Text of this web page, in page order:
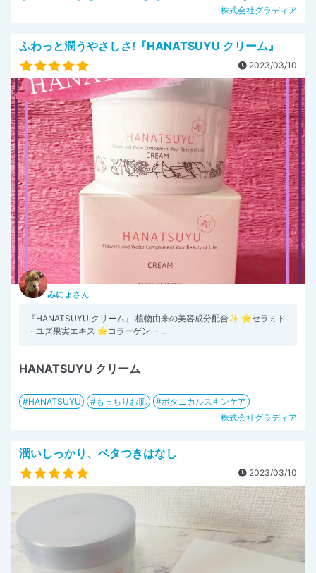
株式会社グラディア
ふわっと潤うやさしさ!『HANATSUYU クリーム』
2023/03/10
みにょ さん
『HANATSUYU クリーム』 植物由来の美容成分配合✨ ⭐︎セラミド
・ユズ果実エキス ⭐︎コラーゲン ・...
HANATSUYU クリーム
HANATSUYU もっちりお肌
ボタニカルスキンケア
株式会社グラディア
潤いしっかり、ベタつきはなし
2023/03/10